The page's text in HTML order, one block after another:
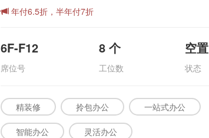
年付6.5折，半年付7折
6F-F12
席位号
8 个
工位数
空置
状态
精装修 拎包办公 一站式办公
智能办公 灵活办公